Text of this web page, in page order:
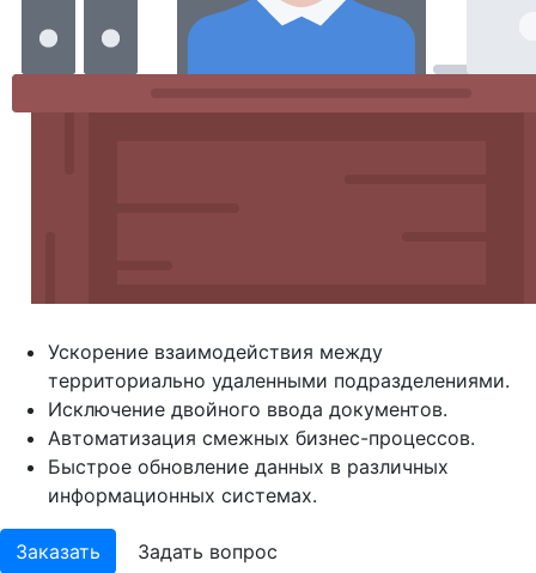
Ускорение взаимодействия между
территориально удаленными подразделениями.
Исключение двойного ввода документов.
Автоматизация смежных бизнес-процессов.
Быстрое обновление данных в различных
информационных системах.
Заказать Задать вопрос